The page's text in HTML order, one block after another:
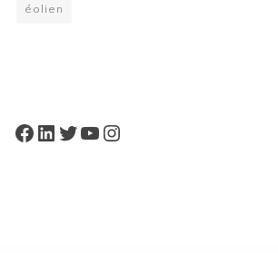
éolien
Facebook
LinkedIn
Twitter
YouTube
Instagram